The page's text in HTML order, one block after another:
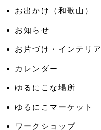
お出かけ（和歌山）
お知らせ
お片づけ・インテリア
カレンダー
ゆるにこな場所
ゆるにこマーケット
ワークショップ